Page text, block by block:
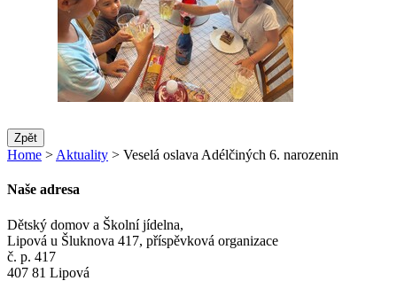
Zpět
Home > Aktuality > Veselá oslava Adélčiných 6. narozenin
Naše adresa
Dětský domov a Školní jídelna,
Lipová u Šluknova 417, příspěvková organizace
č. p. 417
407 81 Lipová